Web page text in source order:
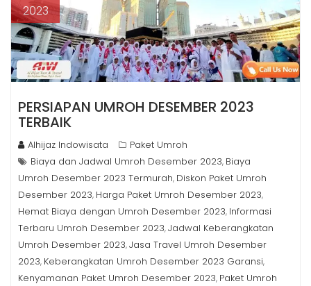
2023
PERSIAPAN UMROH DESEMBER 2023
TERBAIK
Alhijaz Indowisata
Paket Umroh
Biaya dan Jadwal Umroh Desember 2023, Biaya
Umroh Desember 2023 Termurah, Diskon Paket Umroh
Desember 2023, Harga Paket Umroh Desember 2023,
Hemat Biaya dengan Umroh Desember 2023, Informasi
Terbaru Umroh Desember 2023,Jadwal Keberangkatan
Umroh Desember 2023,Jasa Travel Umroh Desember
2023, Keberangkatan Umroh Desember 2023 Garansi,
Kenyamanan Paket Umroh Desember 2023, Paket Umroh